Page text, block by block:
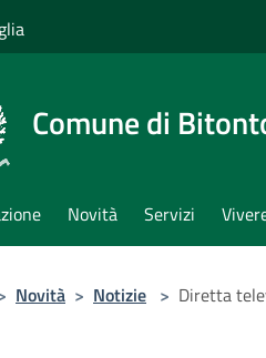
Comune di
Novità Servizi
Novità > Notizie > Diretta